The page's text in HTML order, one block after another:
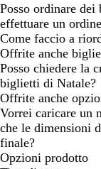
Posso ordinare
effettuare un
Come faccio a
Offrite anche
Posso chiedere la
biglietti di Natale?
Offrite anche
Vorrei caricare un
che le dimensioni
finale?
Opzioni prodotto